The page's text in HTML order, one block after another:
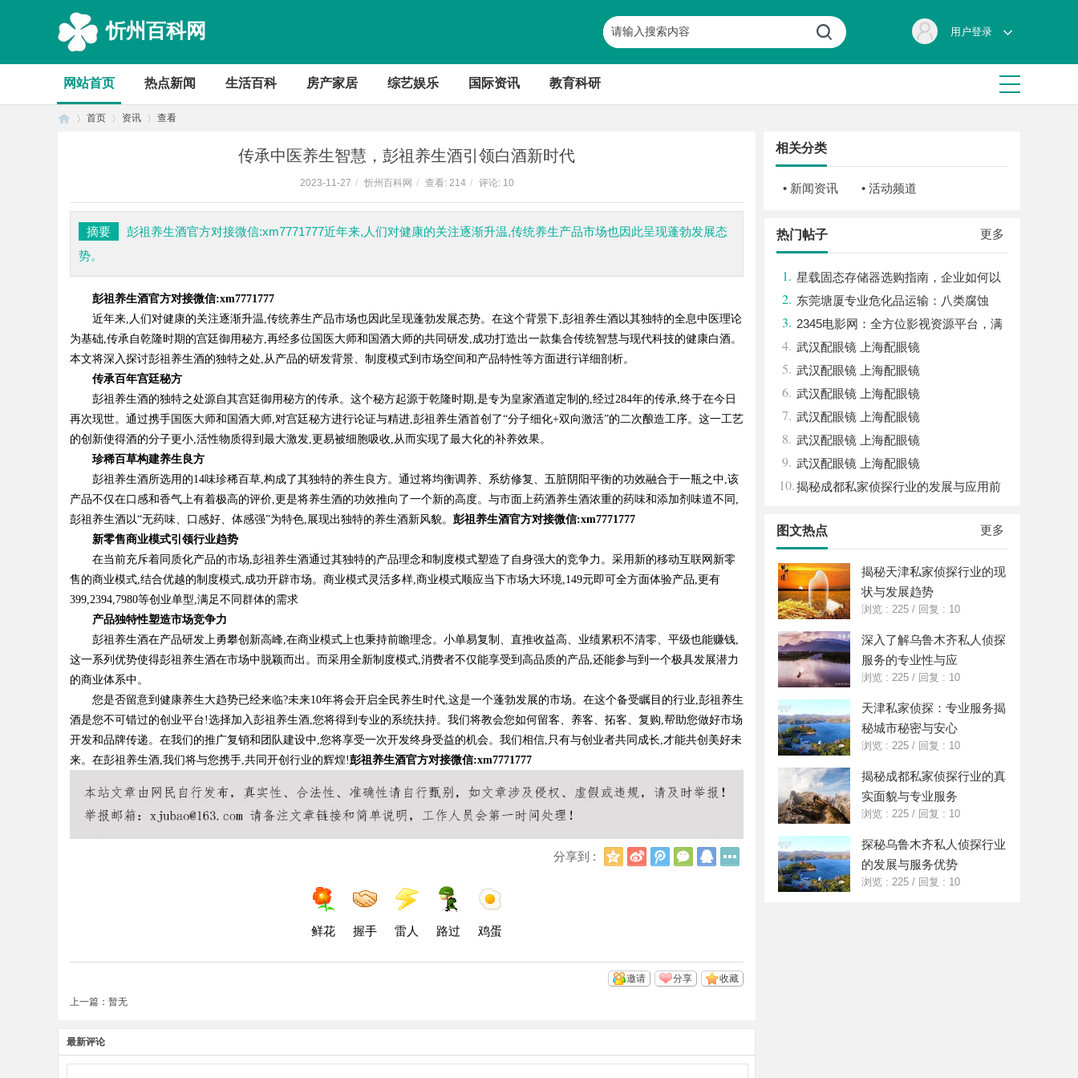
忻州百科网 用户登录
网站首页 热点新闻 生活百科 房产家居 综艺娱乐 国际资讯 教育科研
首页 资讯 查看
传承中医养生智慧，彭祖养生酒引领白酒新时代
2023-11-27 / 忻州百科网 / 查看: 214 / 评论: 10
摘要
彭祖养生酒官方对接微信:xm7771777近年来,人们对健康的关注逐渐升温,传统养生产品市场也因此呈现蓬勃发展态
势。
彭祖养生酒官方对接微信:xm7771777
近年来,人们对健康的关注逐渐升温,传统养生产品市场也因此呈现蓬勃发展态势。在这个背景下,彭祖养生酒以其独特的全息中医理论
为基础,传承自乾隆时期的宫廷御用秘方,再经多位国医大师和国酒大师的共同研发,成功打造出一款集合传统智慧与现代科技的健康白酒。
本文将深入探讨彭祖养生酒的独特之处,从产品的研发背景、制度模式到市场空间和产品特性等方面进行详细剖析。
传承百年宫廷秘方
彭祖养生酒的独特之处源自其宫廷御用秘方的传承。这个秘方起源于乾隆时期,是专为皇家酒道定制的,经过284年的传承,终于在今日
再次现世。通过携手国医大师和国酒大师,对宫廷秘方进行论证与精进,彭祖养生酒首创了“分子细化+双向激活”的二次酿造工序。这一工艺
的创新使得酒的分子更小,活性物质得到最大激发,更易被细胞吸收,从而实现了最大化的补养效果。
珍稀百草构建养生良方
彭祖养生酒所选用的14味珍稀百草,构成了其独特的养生良方。通过将均衡调养、系纺修复、五脏阴阳平衡的功效融合于一瓶之中,该
产品不仅在口感和香气上有着极高的评价,更是将养生酒的功效推向了一个新的高度。与市面上药酒养生酒浓重的药味和添加剂味道不同,
彭祖养生酒以“无药味、口感好、体感强”为特色,展现出独特的养生酒新风貌。 彭祖养生酒官方对接微信:xm7771777
新零售商业模式引领行业趋势
在当前充斥着同质化产品的市场,彭祖养生酒通过其独特的产品理念和制度模式塑造了自身强大的竞争力。采用新的移动互联网新零
售的商业模式,结合优越的制度模式,成功开辟市场。商业模式灵活多样,商业模式顺应当下市场大环境,149元即可全方面体验产品,更有
399,2394,7980等创业单型,满足不同群体的需求
产品独特性塑造市场竞争力
彭祖养生酒在产品研发上勇攀创新高峰,在商业模式上也秉持前瞻理念。小单易复制、直推收益高、业绩累积不清零、平级也能赚钱,
这一系列优势使得彭祖养生酒在市场中脱颖而出。而采用全新制度模式,消费者不仅能享受到高品质的产品,还能参与到一个极具发展潜力
的商业体系中。
您是否留意到健康养生大趋势已经来临?未来10年将会开启全民养生时代,这是一个蓬勃发展的市场。在这个备受瞩目的行业,彭祖养生
酒是您不可错过的创业平台!选择加入彭祖养生酒,您将得到专业的系统扶持。我们将教会您如何留客、养客、拓客、复购,帮助您做好市场
开发和品牌传递。在我们的推广复销和团队建设中,您将享受一次开发终身受益的机会。我们相信,只有与创业者共同成长,才能共创美好未
来。在彭祖养生酒,我们将与您携手,共同开创行业的辉煌!彭祖养生酒官方对接微信:xm7771777
分享到 :
Q
新
浪
腾
讯
微
信
Q
鲜花 握手 雷人 路过 鸡蛋
收藏
分享
邀请
上一篇：暂无
最新评论
相关分类
• 新闻资讯 • 活动频道
更多
热门帖子
1. 星载固态存储器选购指南，企业如何以
星载级安全性能存储资料？
2. 东莞塘厦专业危化品运输：八类腐蚀
品、九类杂项合规全品类承运解决方案
3. 2345电影网：全方位影视资源平台，满
足观影新体验
4. 武汉配眼镜 上海配眼镜
5. 武汉配眼镜 上海配眼镜
6. 武汉配眼镜 上海配眼镜
7. 武汉配眼镜 上海配眼镜
8. 武汉配眼镜 上海配眼镜
9. 武汉配眼镜 上海配眼镜
10.揭秘成都私家侦探行业的发展与应用前
更多
图文热点
揭秘天津私家侦探行业的现
状与发展趋势
浏览 : 225 / 回复 : 10
深入了解乌鲁木齐私人侦探
服务的专业性与应
浏览 : 225 / 回复 : 10
天津私家侦探：专业服务揭
秘城市秘密与安心
浏览 : 225 / 回复 : 10
揭秘成都私家侦探行业的真
实面貌与专业服务
浏览 : 225 / 回复 : 10
探秘乌鲁木齐私人侦探行业
的发展与服务优势
浏览 : 225 / 回复 : 10